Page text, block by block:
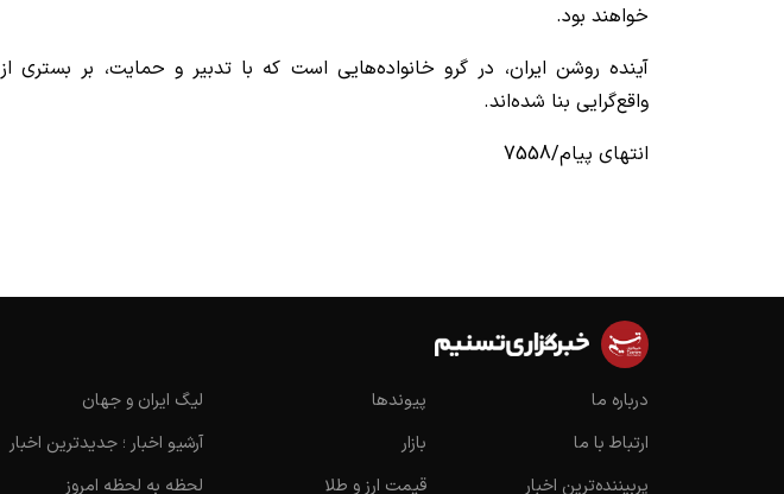
خواهند بود.
آینده روشن ایران، در گرو خانواده‌هایی است که با تدبیر و حمایت، بر بستری از
واقع‌گرایی بنا شده‌اند.
انتهای پیام/7558
درباره ما
ارتباط با ما
پربیننده‌ترین اخبار
پیوندها
بازار
قیمت ارز و طلا
لیگ ایران و جهان
آرشیو اخبار ؛ جدیدترین اخبار
لحظه به لحظه امروز